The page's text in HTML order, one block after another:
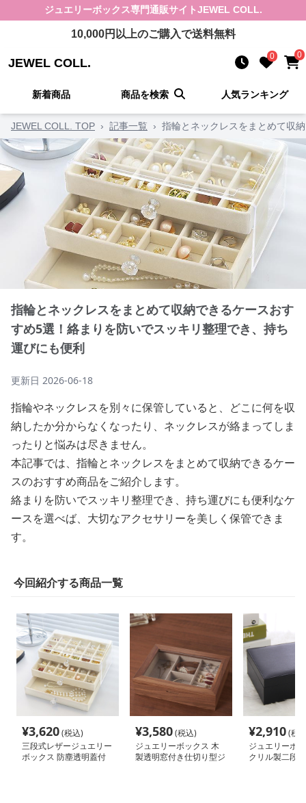
ジュエリーボックス専門通販サイトJEWEL COLL.
10,000円以上のご購入で送料無料
JEWEL COLL. 0 0
新着商品 商品を検索 人気ランキング
JEWEL COLL. TOP › 記事一覧 › 指輪とネックレスをまとめて収
指輪とネックレスをまとめて収納できるケースおす
すめ5選！絡まりを防いでスッキリ整理でき、持ち
運びにも便利
更新日 2026-06-18
指輪やネックレスを別々に保管していると、どこに何を収
納したか分からなくなったり、ネックレスが絡まってしま
ったりと悩みは尽きません。
本記事では、指輪とネックレスをまとめて収納できるケー
スのおすすめ商品をご紹介します。
絡まりを防いでスッキリ整理でき、持ち運びにも便利なケ
ースを選べば、大切なアクセサリーを美しく保管できま
す。
今回紹介する商品一覧
¥3,620(税込)
三段式レザージュエリー
ボックス 防塵透明蓋付
¥3,580(税込)
ジュエリーボックス 木
製透明窓付き仕切り型ジ
¥2,910(税
ジュエリーボ
クリル製二段